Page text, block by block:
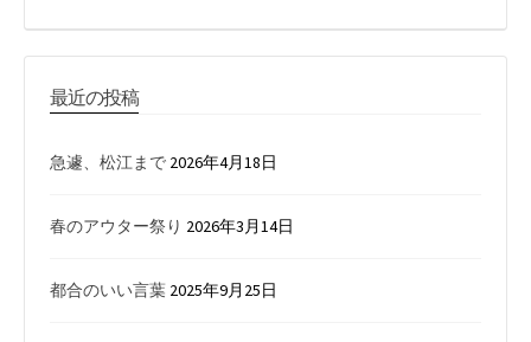
最近の投稿
急遽、松江まで 2026年4月18日
春のアウター祭り 2026年3月14日
都合のいい言葉 2025年9月25日